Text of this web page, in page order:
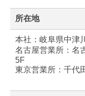
所在地
本社：岐阜県中津
名古屋営業所：名
5F
東京営業所：千代